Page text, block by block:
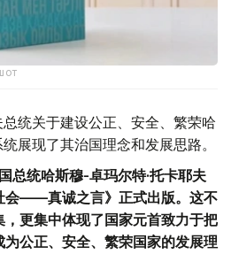
统关于建设公正、安全、繁荣哈
展现了其治国理念和发展思路。
总统哈斯穆-卓玛尔特·托卡耶夫
会——真诚之言》正式出版。这不
更集中体现了国家元首致力于把
为公正、安全、繁荣国家的发展理